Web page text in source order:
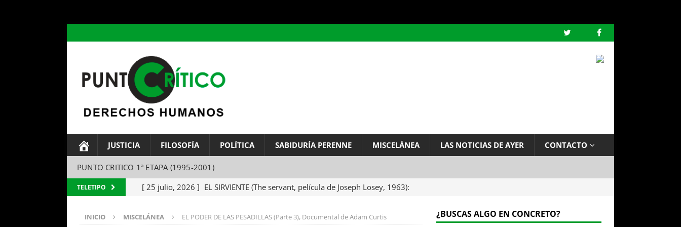
JUSTICIA FILOSOFÍA POLÍTICA SABIDURÍA PERENNE MISCELÁNEA LAS NOTICIAS DE AYER CONTACTO
PUNTO CRITICO 1ª ETAPA (1995-2001)
TELETIPO [ 25 julio, 2026 ] EL SIRVIENTE (The servant, película de Joseph Losey, 1963):
[ 24 julio, 2026 ] EL TEMA DEL INFINITO, por Baruch de Spinoza (Carta de
INICIO MISCELÁNEA EL PODER DE LAS PESADILLAS (Parte 3), Documental de Adam Curtis ¿BUSCAS ALGO EN CONCRETO?